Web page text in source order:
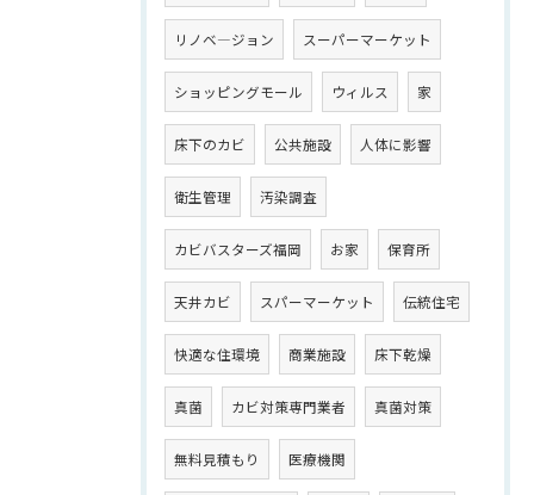
リノベ―ジョン スーパーマーケット
ショッピングモール ウィルス 家
床下のカビ 公共施設 人体に影響
衛生管理 汚染調査
カビバスターズ福岡 お家 保育所
天井カビ スパーマーケット 伝統住宅
快適な住環境 商業施設 床下乾燥
真菌 カビ対策専門業者 真菌対策
無料見積もり 医療機関